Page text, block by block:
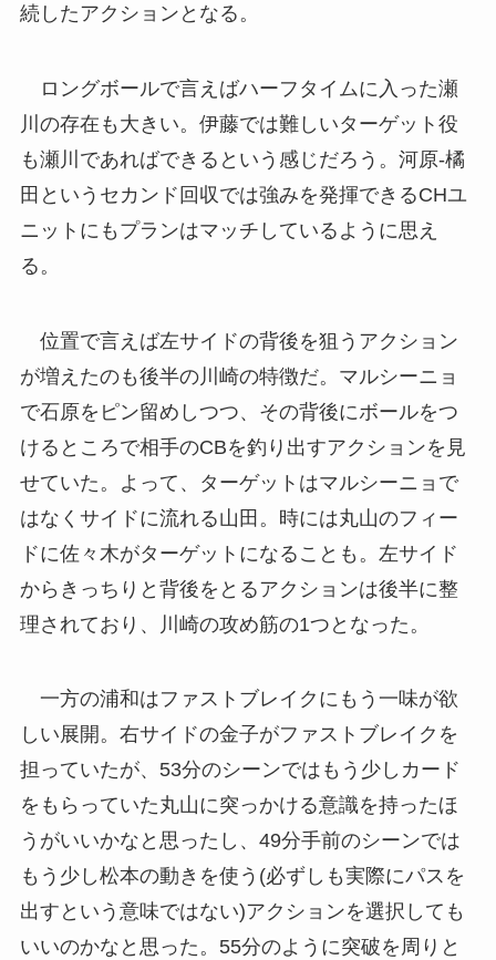
続したアクションとなる。
ロングボールで言えばハーフタイムに入った瀬
川の存在も大きい。伊藤では難しいターゲット役
も瀬川であればできるという感じだろう。河原-橘
田というセカンド回収では強みを発揮できるCHユ
ニットにもプランはマッチしているように思え
る。
位置で言えば左サイドの背後を狙うアクション
が増えたのも後半の川崎の特徴だ。マルシーニョ
で石原をピン留めしつつ、その背後にボールをつ
けるところで相手のCBを釣り出すアクションを見
せていた。よって、ターゲットはマルシーニョで
はなくサイドに流れる山田。時には丸山のフィー
ドに佐々木がターゲットになることも。左サイド
からきっちりと背後をとるアクションは後半に整
理されており、川崎の攻め筋の1つとなった。
一方の浦和はファストブレイクにもう一味が欲
しい展開。右サイドの金子がファストブレイクを
担っていたが、53分のシーンではもう少しカード
をもらっていた丸山に突っかける意識を持ったほ
うがいいかなと思ったし、49分手前のシーンでは
もう少し松本の動きを使う(必ずしも実際にパスを
出すという意味ではない)アクションを選択しても
いいのかなと思った。55分のように突破を周りと